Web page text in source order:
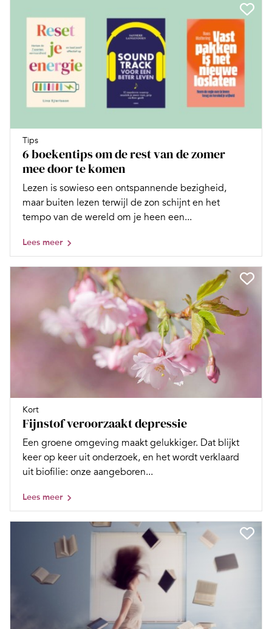
Tips
6 boekentips om de rest van de zomer
mee door te komen
Lezen is sowieso een ontspannende bezigheid,
maar buiten lezen terwijl de zon schijnt en het
tempo van de wereld om je heen een...
Lees meer
Kort
Fijnstof veroorzaakt depressie
Een groene omgeving maakt gelukkiger. Dat blijkt
keer op keer uit onderzoek, en het wordt verklaard
uit biofilie: onze aangeboren...
Lees meer